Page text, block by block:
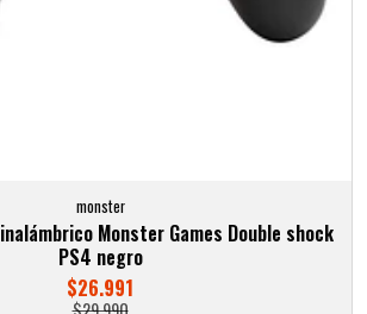
monster
Monster Games Double shock
PS4 negro
$26.991